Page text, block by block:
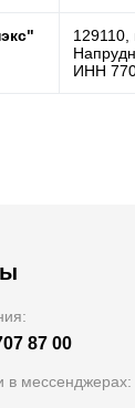
129110,
ИНН
87 00
в мессенджерах: